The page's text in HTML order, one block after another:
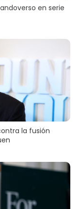
en serie
la fusión